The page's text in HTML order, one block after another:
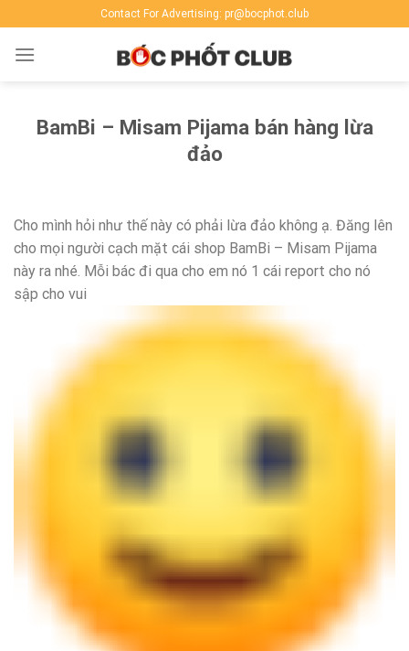
to
content
Contact For Advertising: pr@bocphot.club
BamBi – Misam Pijama bán hàng lừa
đảo
Cho mình hỏi như thế này có phải lừa đảo không ạ. Đăng lên
cho mọi người cạch mặt cái shop BamBi – Misam Pijama
này ra nhé. Mỗi bác đi qua cho em nó 1 cái report cho nó
sập cho vui